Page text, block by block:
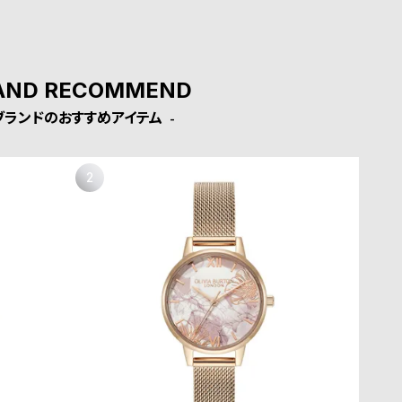
RECOMMEND
ランドのおすすめアイテム